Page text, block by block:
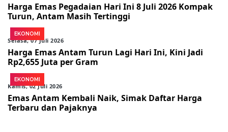
Harga Emas Pegadaian Hari Ini 8 Juli 2026 Kompak
Turun, Antam Masih Tertinggi
EKONOMI
Selasa, 07 Juli 2026
Harga Emas Antam Turun Lagi Hari Ini, Kini Jadi
Rp2,655 Juta per Gram
EKONOMI
Kamis, 02 Juli 2026
Emas Antam Kembali Naik, Simak Daftar Harga
Terbaru dan Pajaknya